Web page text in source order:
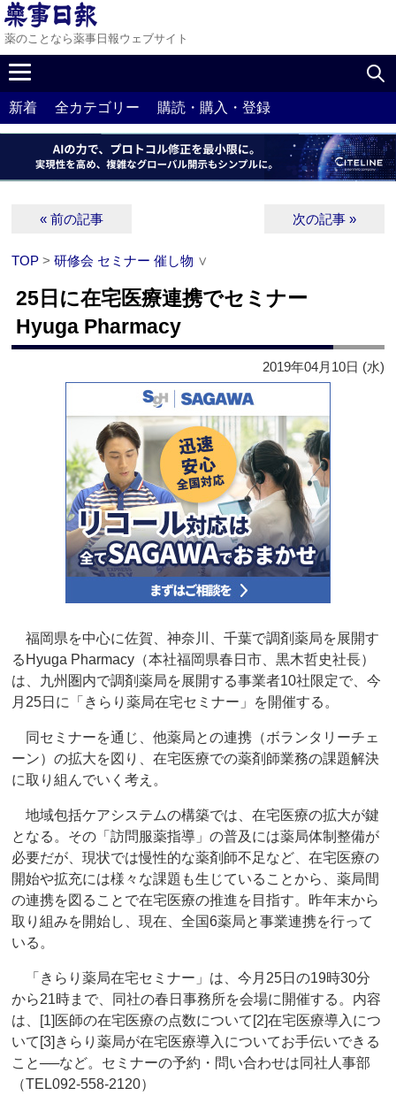
薬のことなら薬事日報ウェブサイト
新着 全カテゴリー 購読・購入・登録
« 前の記事 次の記事 »
TOP >研修会 セミナー 催し物 ∨
25日に在宅医療連携でセミナー
Hyuga Pharmacy
2019年04月10日 (水)
福岡県を中心に佐賀、神奈川、千葉で調剤薬局を展開す
るHyuga Pharmacy（本社福岡県春日市、黒木哲史社長）
は、九州圏内で調剤薬局を展開する事業者10社限定で、今
月25日に「きらり薬局在宅セミナー」を開催する。
同セミナーを通じ、他薬局との連携（ボランタリーチェ
ーン）の拡大を図り、在宅医療での薬剤師業務の課題解決
に取り組んでいく考え。
地域包括ケアシステムの構築では、在宅医療の拡大が鍵
となる。その「訪問服薬指導」の普及には薬局体制整備が
必要だが、現状では慢性的な薬剤師不足など、在宅医療の
開始や拡充には様々な課題も生じていることから、薬局間
の連携を図ることで在宅医療の推進を目指す。昨年末から
取り組みを開始し、現在、全国6薬局と事業連携を行って
いる。
「きらり薬局在宅セミナー」は、今月25日の19時30分
から21時まで、同社の春日事務所を会場に開催する。内容
は、[1]医師の在宅医療の点数について[2]在宅医療導入につ
いて[3]きらり薬局が在宅医療導入についてお手伝いできる
こと──など。セミナーの予約・問い合わせは同社人事部
（TEL092-558-2120）